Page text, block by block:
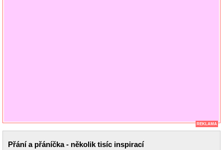
REKLAMA
Přání a přáníčka - několik tisíc inspirací